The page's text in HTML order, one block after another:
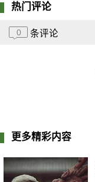
热门评论
0 条评论
更多精彩内容